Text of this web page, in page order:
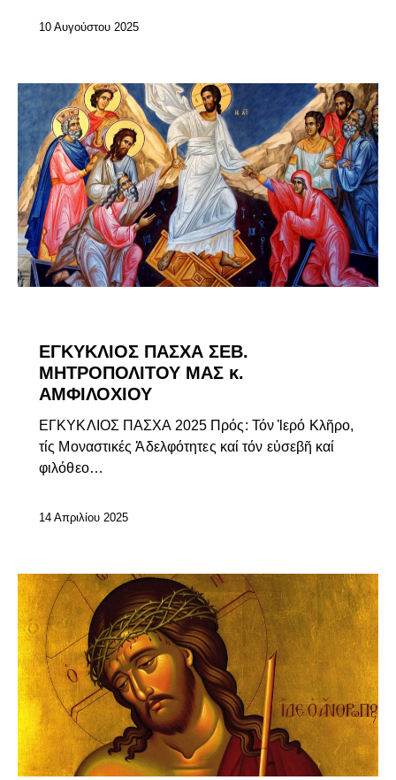
10 Αυγούστου 2025
ΕΓΚΥΚΛΙΟΣ ΠΑΣΧΑ ΣΕΒ.
ΜΗΤΡΟΠΟΛΙΤΟΥ ΜΑΣ κ.
ΑΜΦΙΛΟΧΙΟΥ
ΕΓΚΥΚΛΙΟΣ ΠΑΣΧΑ 2025 Πρός: Τόν Ἱερό Κλῆρο,
τίς Μοναστικές Ἀδελφότητες καί τόν εὐσεβῆ καί
φιλόθεο…
14 Απριλίου 2025